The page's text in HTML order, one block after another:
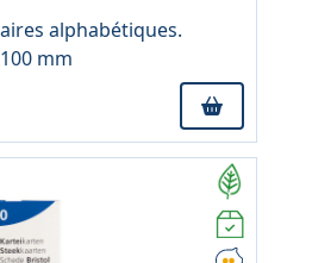
alphabétiques.
mm